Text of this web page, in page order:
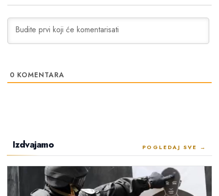
0 KOMENTARA
Izdvajamo POGLEDAJ SVE →